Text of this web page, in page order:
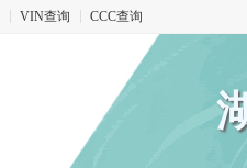
VIN查询 CCC查询